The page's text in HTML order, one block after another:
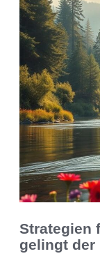
Strategien
gelingt der